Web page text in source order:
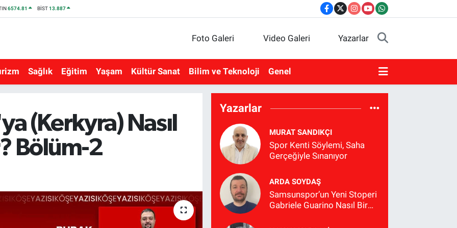
6574.81 BİST13.887
Foto Galeri Video Galeri Yazarlar
Sağlık Eğitim Yaşam Kültür Sanat Bilim ve Teknoloji Genel
(Kerkyra) Nasıl
Bölüm-2
Yazarlar
MURAT SANDIKÇI
Spor Kenti Söylemi, Saha
Gerçeğiyle Sınanıyor
ARDA SOYDAŞ
Samsunspor’un Yeni Stoperi
Gabriele Guarino Nasıl Bir